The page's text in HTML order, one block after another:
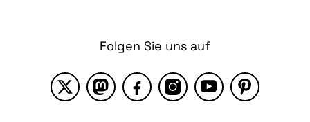
Folgen Sie uns auf